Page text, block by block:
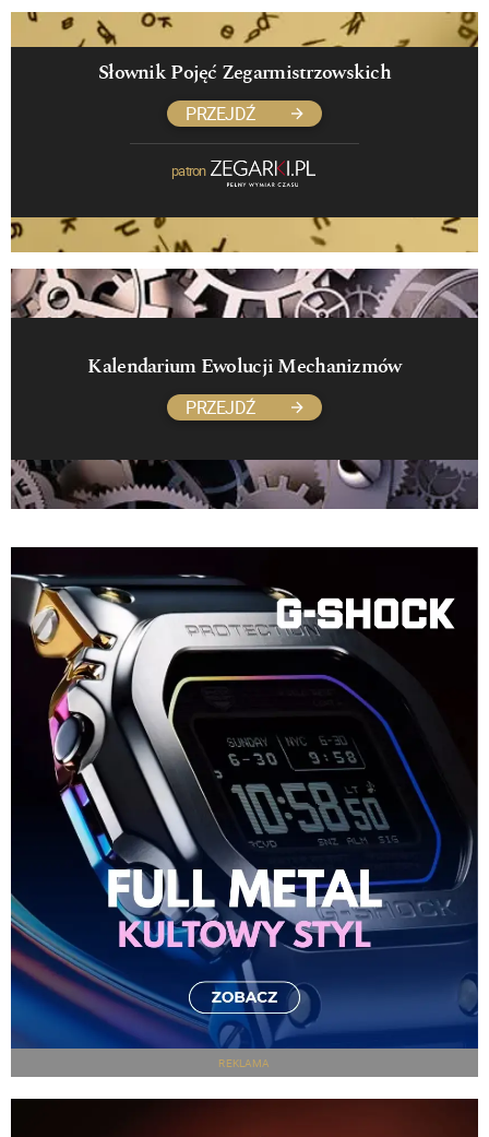
Słownik Pojęć Zegarmistrzowskich
PRZEJDŹ
patron
Kalendarium Ewolucji Mechanizmów
PRZEJDŹ
REKLAMA